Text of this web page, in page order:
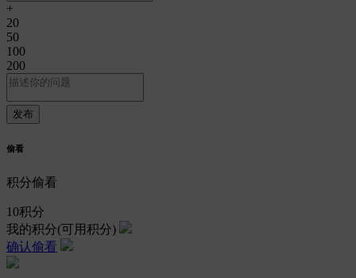
+
20
50
100
200
偷看
积分偷看
10积分
我的积分(可用积分)
确认偷看